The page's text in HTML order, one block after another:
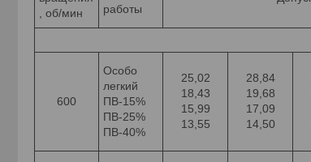
, об/мин
работы
600
Особо
легкий
ПВ-15%
ПВ-25%
ПВ-40%
25,02
18,43
15,99
13,55
28,84
19,68
17,09
14,50